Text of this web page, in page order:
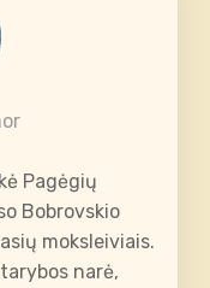
Pagėgių
Bobrovskio
moksleiviais.
narė,